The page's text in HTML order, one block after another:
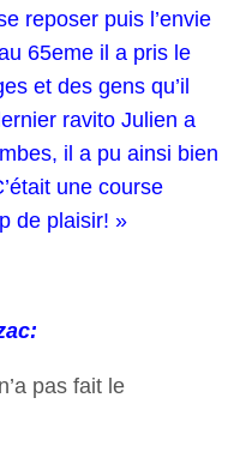
reposer puis l’envie
65eme il a pris le
et des gens qu’il
ravito Julien a
il a pu ainsi bien
une course
de plaisir! »
pas fait le